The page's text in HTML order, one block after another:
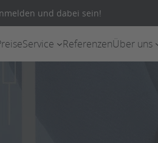
und dabei sein!
Service ReferenzenÜber uns